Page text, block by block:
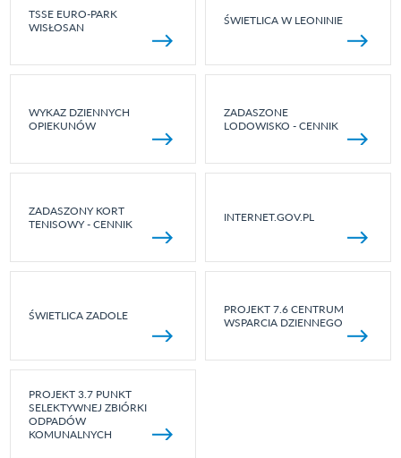
TSSE EURO-PARK
WISŁOSAN
ŚWIETLICA W LEONINIE
WYKAZ DZIENNYCH
OPIEKUNÓW
ZADASZONE
LODOWISKO - CENNIK
ZADASZONY KORT
TENISOWY - CENNIK
INTERNET.GOV.PL
ŚWIETLICA ZADOLE
PROJEKT 7.6 CENTRUM
WSPARCIA DZIENNEGO
PROJEKT 3.7 PUNKT
SELEKTYWNEJ ZBIÓRKI
ODPADÓW
KOMUNALNYCH